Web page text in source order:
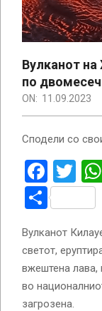
Вулканот на
по
ON: 11.09.2023
Сподели со
Share
Вулканот
светот,
вжештена лава,
во
загрозена.